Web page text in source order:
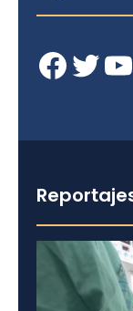
Facebook Twitter YouTube